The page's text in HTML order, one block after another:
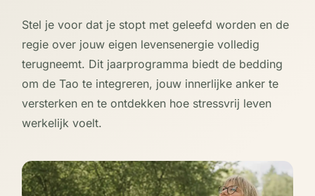
Stel je voor dat je stopt met geleefd worden en de
regie over jouw eigen levensenergie volledig
terugneemt. Dit jaarprogramma biedt de bedding
om de Tao te integreren, jouw innerlijke anker te
versterken en te ontdekken hoe stressvrij leven
werkelijk voelt.